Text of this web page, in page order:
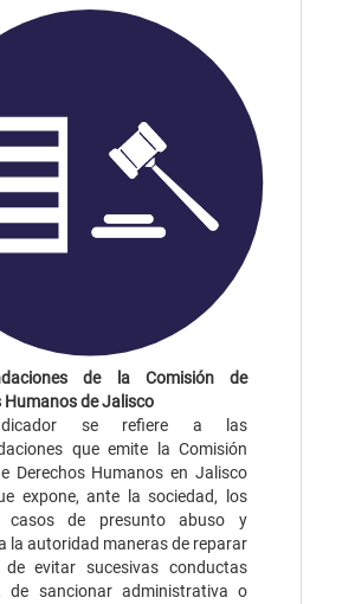
de la Comisión de
Humanos de Jalisco
se refiere a las
que emite la Comisión
Derechos Humanos en Jalisco
expone, ante la sociedad, los
casos de presunto abuso y
la autoridad maneras de reparar
evitar sucesivas conductas
de sancionar administrativa o